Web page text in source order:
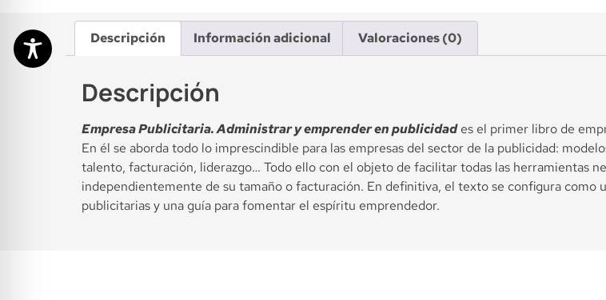
Descripción Información adicional Valoraciones (0)
Descripción
Empresa Publicitaria. Administrar y emprender en publicidades el primer libro de
En él se aborda todo lo imprescindible para las empresas del sector de la publicidad:
talento, facturación, liderazgo… Todo ello con el objeto de facilitar todas las herramientas
independientemente de su tamaño o facturación. En definitiva, el texto se configura como
publicitarias y una guía para fomentar el espíritu emprendedor.